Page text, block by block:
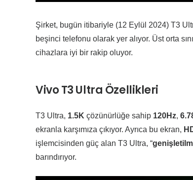
Şirket, bugün itibariyle (12 Eylül 2024) T3
beşinci telefonu olarak yer alıyor. Üst orta
cihazlara iyi bir rakip oluyor.
Vivo T3 Ultra Özellikleri
T3 Ultra, 1.5K çözünürlüğe sahip 120Hz,
ekranla karşımıza çıkıyor. Ayrıca bu ekran,
işlemcisinden güç alan T3 Ultra, “
barındırıyor.